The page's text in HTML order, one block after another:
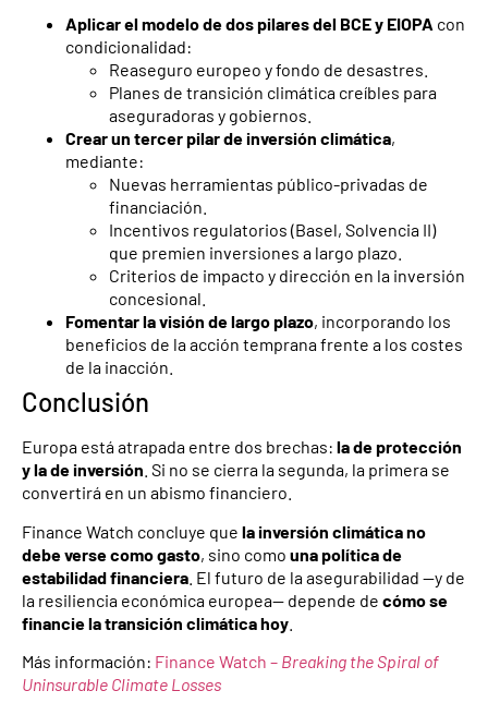
Aplicar el modelo de dos pilares del BCE y EIOPA con
condicionalidad:
Reaseguro europeo y fondo de desastres.
Planes de transición climática creíbles para
aseguradoras y gobiernos.
Crear un tercer pilar de inversión climática,
mediante:
Nuevas herramientas público-privadas de
financiación.
Incentivos regulatorios (Basel, Solvencia II)
que premien inversiones a largo plazo.
Criterios de impacto y dirección en la inversión
concesional.
Fomentar la visión de largo plazo, incorporando los
beneficios de la acción temprana frente a los costes
de la inacción.
Conclusión
Europa está atrapada entre dos brechas: la de protección
y la de inversión . Si no se cierra la segunda, la primera se
convertirá en un abismo financiero.
Finance Watch concluye que la inversión climática no
debe verse como gasto, sino como una política de
estabilidad financiera . El futuro de la asegurabilidad —y de
la resiliencia económica europea— depende de cómo se
financie la transición climática hoy
Más información: Finance Watch – Breaking the Spiral of
Uninsurable Climate Losses